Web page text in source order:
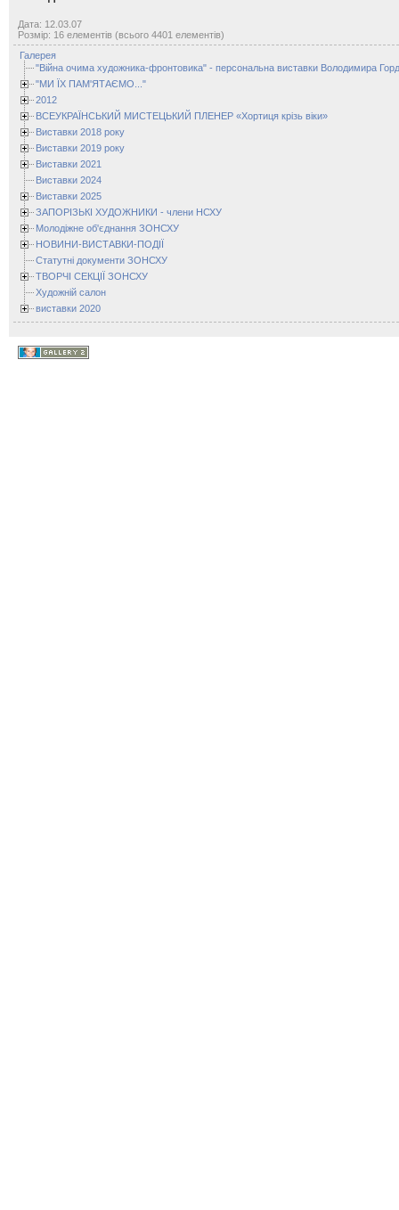
Дата: 12.03.07
Розмір: 16 елементів (всього 4401 елементів)
Галерея
"Війна очима художника-фронтовика" - персональна виставки Володимира
"МИ ЇХ ПАМ'ЯТАЄМО..."
2012
ВСЕУКРАЇНСЬКИЙ МИСТЕЦЬКИЙ ПЛЕНЕР «Хортиця крізь віки»
Виставки 2018 року
Виставки 2019 року
Виставки 2021
Виставки 2024
Виставки 2025
ЗАПОРІЗЬКІ ХУДОЖНИКИ - члени НСХУ
Молодіжне об'єднання ЗОНСХУ
НОВИНИ-ВИСТАВКИ-ПОДІЇ
Статутні документи ЗОНСХУ
ТВОРЧІ СЕКЦІЇ ЗОНСХУ
Художній салон
виставки 2020